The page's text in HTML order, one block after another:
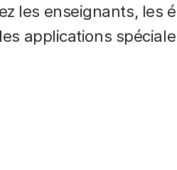
les enseignants, les
applications